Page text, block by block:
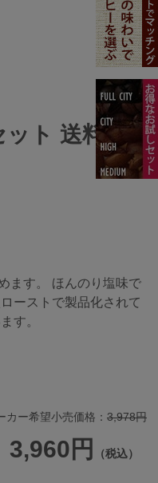
ット 送料無
ます。 ほんのり塩味で
ーストで製品化されて
す。
カー希望小売価格： 3,978円
3,960円 （税込）